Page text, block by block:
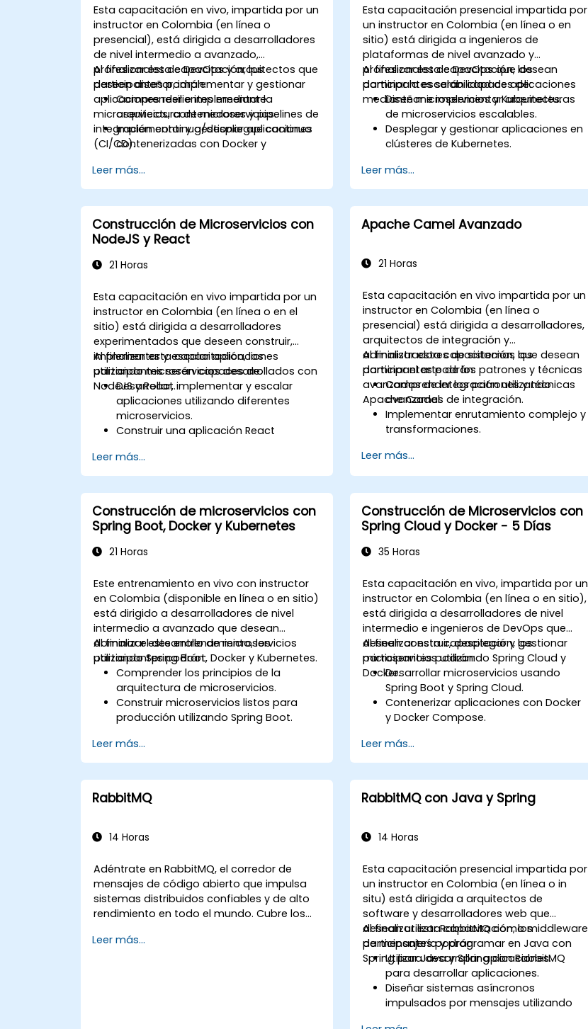
Esta capacitación en vivo, impartida por un
instructor en Colombia (en línea o
presencial), está dirigida a desarrolladores
de nivel intermedio a avanzado,
profesionales de DevOps y arquitectos que
deseen diseñar, implementar y gestionar
aplicaciones resilientes mediante
microservicios, contenedores y pipelines de
integración continua/despliegue continuo
(CI/CD).
Al finalizar esta capacitación, los
participantes podrán:
Comprender e implementar la
arquitectura de microservicios.
Implementar y gestionar aplicaciones
contenerizadas con Docker y
Configurar y optimizar pipelines de
CI/CD para despliegues
automatizados.
Aplicar las mejores prácticas en
seguridad, monitoreo y observabilidad.
Leer más...
Esta capacitación presencial impartida por
un instructor en Colombia (en línea o en
sitio) está dirigida a ingenieros de
plataformas de nivel avanzado y
profesionales de DevOps que desean
dominar la escalabilidad de aplicaciones
mediante microservicios y Kubernetes.
Al finalizar esta capacitación, los
participantes serán capaces de:
Diseñar e implementar arquitecturas
de microservicios escalables.
Desplegar y gestionar aplicaciones en
clústeres de Kubernetes.
despliegue eficiente de servicios.
Monitorear y mantener la salud de los
microservicios en producción.
Aplicar las mejores prácticas de
seguridad y cumplimiento en entornos
Leer más...
Construcción de Microservicios con
NodeJS y React
21 Horas
Esta capacitación en vivo impartida por un
instructor en Colombia (en línea o en el
sitio) está dirigida a desarrolladores
experimentados que deseen construir,
implementar y escalar aplicaciones
utilizando microservicios desarrollados con
NodeJS y React.
Al finalizar esta capacitación, los
participantes serán capaces de:
Desarrollar, implementar y escalar
aplicaciones utilizando diferentes
microservicios.
Construir una aplicación React
Desplegar aplicaciones multi-servicio
en la nube utilizando Docker y
Kubernetes.
Realizar pruebas de aplicación en
microservicios.
Leer más...
Apache Camel Avanzado
21 Horas
Esta capacitación en vivo impartida por un
instructor en Colombia (en línea o
presencial) está dirigida a desarrolladores,
arquitectos de integración y
administradores de sistemas que desean
dominar el arte de los patrones y técnicas
avanzadas de integración utilizando
Apache Camel.
Al finalizar esta capacitación, los
participantes podrán:
Comprender los patrones y técnicas
avanzadas de integración.
Implementar enrutamiento complejo y
transformaciones.
escalabilidad.
Gestionar errores y excepciones en
Integrar Apache Camel con diversas
tecnologías y plataformas.
Leer más...
Construcción de microservicios con
Spring Boot, Docker y Kubernetes
21 Horas
Este entrenamiento en vivo con instructor
en Colombia (disponible en línea o en sitio)
está dirigido a desarrolladores de nivel
intermedio a avanzado que desean
dominar el desarrollo de microservicios
utilizando Spring Boot, Docker y Kubernetes.
Al finalizar este entrenamiento, los
participantes podrán:
Comprender los principios de la
arquitectura de microservicios.
Construir microservicios listos para
producción utilizando Spring Boot.
la contenedorización de
microservicios.
Configurar clústeres de Kubernetes
para desplegar y orquestar
microservicios.
Leer más...
Construcción de Microservicios con
Spring Cloud y Docker - 5 Días
35 Horas
Esta capacitación en vivo, impartida por un
instructor en Colombia (en línea o en sitio),
está dirigida a desarrolladores de nivel
intermedio e ingenieros de DevOps que
deseen construir, desplegar y gestionar
microservicios utilizando Spring Cloud y
Docker.
Al finalizar esta capacitación, los
participantes podrán:
Desarrollar microservicios usando
Spring Boot y Spring Cloud.
Contenerizar aplicaciones con Docker
y Docker Compose.
servicios, pasarelas de API y
comunicación entre servicios.
Monitorear y asegurar microservicios
en entornos de producción.
Desplegar y orquestar microservicios
Leer más...
RabbitMQ
14 Horas
Adéntrate en RabbitMQ, el corredor de
mensajes de código abierto que impulsa
sistemas distribuidos confiables y de alto
rendimiento en todo el mundo. Cubre los
protocolos AMQP, estrategias de
Leer más...
RabbitMQ con Java y Spring
14 Horas
Esta capacitación presencial impartida por
un instructor en Colombia (en línea o in
situ) está dirigida a arquitectos de
software y desarrolladores web que
desean utilizar RabbitMQ como middleware
de mensajería y programar en Java con
Spring para desarrollar aplicaciones.
Al finalizar esta capacitación, los
participantes podrán:
Utilizar Java y Spring con RabbitMQ
para desarrollar aplicaciones.
Diseñar sistemas asíncronos
impulsados por mensajes utilizando